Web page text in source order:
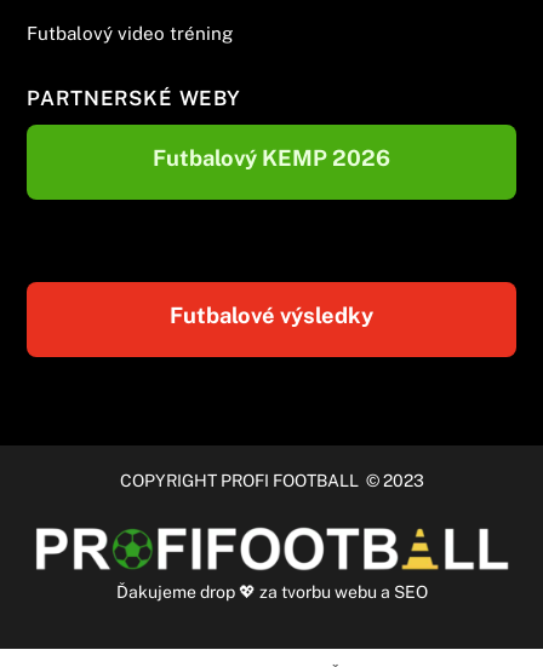
Futbalový video tréning
PARTNERSKÉ WEBY
Futbalový KEMP 2026
Futbalové výsledky
COPYRIGHT PROFI FOOTBALL © 2023
Ďakujemedrop💖 za tvorbu webu a SEO